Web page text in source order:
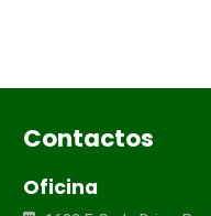
Contactos
Oficina